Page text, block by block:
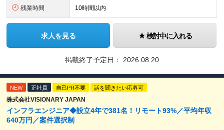
残業時間 10時間以内
求人を見る 検討中に入れる
掲載終了予定日： 2026.08.20
NEW 正社員 自己PR不要 話を聞きたい応募可
株式会社VISIONARY JAPAN
インフラエンジニア◆設立4年で381名！リモート93%／平均年収
640万円／案件選択制